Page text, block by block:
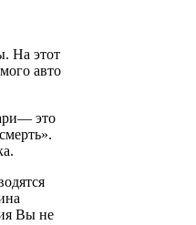
На этот
авто
это
Вы не